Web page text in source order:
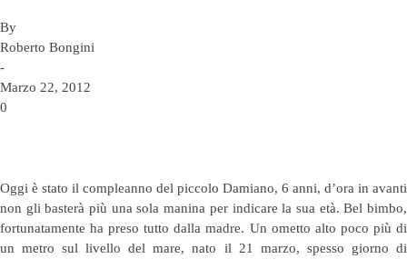
By
Roberto Bongini
-
Marzo 22, 2012
0
Oggi è stato il compleanno del piccolo Damiano, 6 anni, d’ora in avanti
non gli basterà più una sola manina per indicare la sua età. Bel bimbo,
fortunatamente ha preso tutto dalla madre. Un ometto alto poco più di
un metro sul livello del mare, nato il 21 marzo, spesso giorno di